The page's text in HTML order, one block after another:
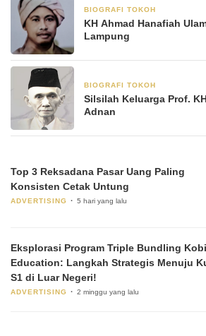
BIOGRAFI TOKOH
KH Ahmad Hanafiah
Lampung
BIOGRAFI TOKOH
Silsilah Keluarga Prof.
Adnan
Top 3 Reksadana Pasar Uang Paling
Konsisten Cetak Untung
ADVERTISING 5 hari yang lalu
Eksplorasi Program Triple Bundling Kobi
Education: Langkah Strategis Menuju
S1 di Luar Negeri!
ADVERTISING 2 minggu yang lalu